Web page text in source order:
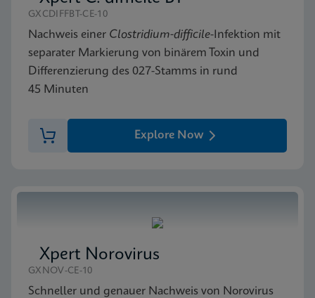
GXCDIFFBT-CE-10
Nachweis einer Clostridium-difficile-Infektion mit
separater Markierung von binärem Toxin und
Differenzierung des 027-Stamms in rund
45 Minuten
Explore Now
Xpert Norovirus
GXNOV-CE-10
Schneller und genauer Nachweis von Norovirus